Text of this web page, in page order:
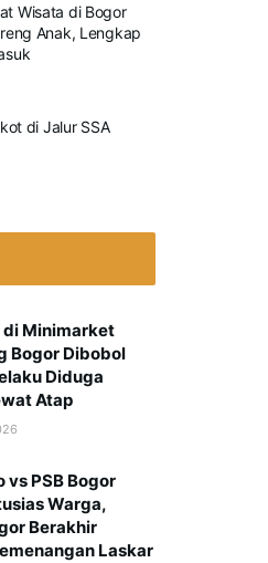
Wisata di Bogor
Anak, Lengkap
di Jalur SSA
di Minimarket
Bogor Dibobol
Diduga
Atap
vs PSB Bogor
Warga,
Berakhir
Laskar